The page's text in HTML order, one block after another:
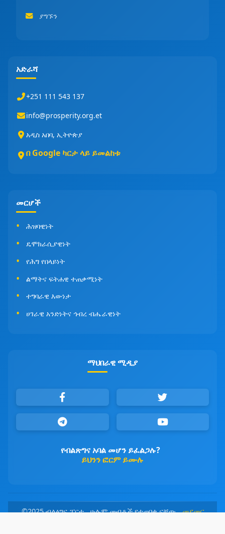
ያግኙን
አድራሻ
+251 111 543 137
info@prosperity.org.et
አዲስ አበባ, ኢትዮጵያ
በ Google ካርታ ላይ ይመልከቱ
መርሆች
ሕዝባዊነት
ዴሞክራሲያዊነት
የሕግ የበላይነት
ልማትና ፍትሐዊ ተጠቃሚነት
ተግባራዊ እውነታ
ሀገራዊ አንድነትና ኅብረ ብሔራዊነት
ማህበራዊ ሚዲያ
የብልጽግና አባል መሆን ይፈልጋሉ?
ይህንን ፎርም ይሙሉ
©2025 ብልፅግና ፓርቲ ሁሉም መብቶች የተጠበቁ ናቸውመደመር